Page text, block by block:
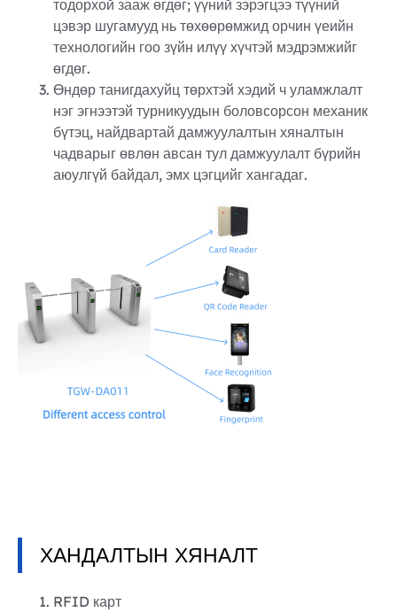
тодорхой зааж өгдөг; үүний зэрэгцээ түүний
цэвэр шугамууд нь төхөөрөмжид орчин үеийн
технологийн гоо зүйн илүү хүчтэй мэдрэмжийг
өгдөг.
Өндөр танигдахуйц төрхтэй хэдий ч уламжлалт
нэг эгнээтэй турникуудын боловсорсон механик
бүтэц, найдвартай дамжуулалтын хяналтын
чадварыг өвлөн авсан тул дамжуулалт бүрийн
аюулгүй байдал, эмх цэгцийг хангадаг.
ХАНДАЛТЫН ХЯНАЛТ
RFID карт